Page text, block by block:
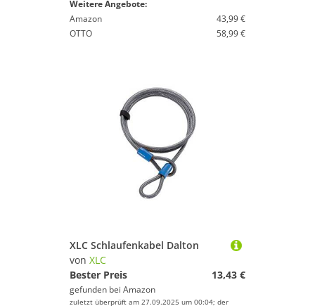
Weitere Angebote:
Amazon
43,99 €
OTTO
58,99 €
XLC Schlaufenkabel Dalton
von XLC
Bester Preis
13,43 €
gefunden bei Amazon
zuletzt überprüft am 27.09.2025 um 00:04; der